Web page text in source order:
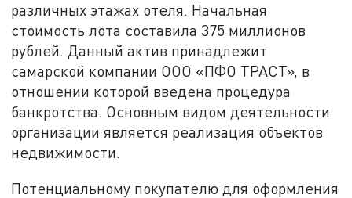
различных этажах отеля. Начальная
стоимость лота составила 375 миллионов
рублей. Данный актив принадлежит
самарской компании ООО «ПФО ТРАСТ», в
отношении которой введена процедура
банкротства. Основным видом деятельности
организации является реализация объектов
недвижимости.
Потенциальному покупателю для оформления